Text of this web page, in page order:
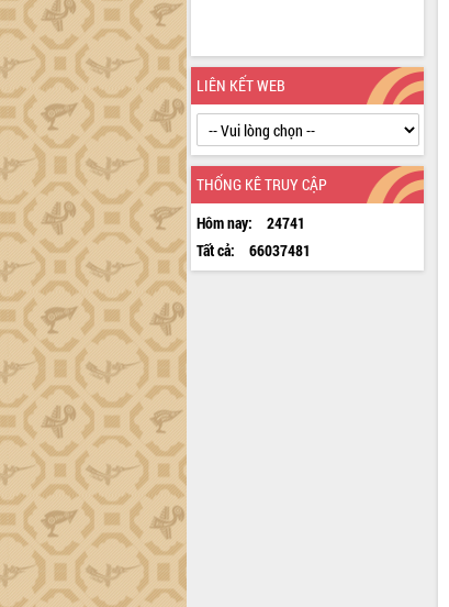
LIÊN KẾT WEB
THỐNG KÊ TRUY CẬP
Hôm nay:
24741
Tất cả:
66037481